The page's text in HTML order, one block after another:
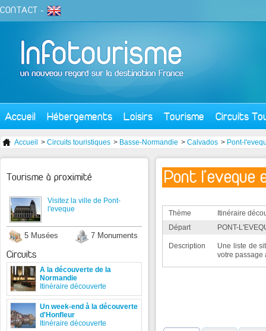
CONTACT -
Accueil Hébergements Loisirs Tourisme Circuits
Accueil > Circuits touristiques > Basse-Normandie > Calvados > Pont-
Pont l'eveque
Thème
Itinéraire
Départ
PONT-
Description
Une liste de
votre passage
Tourisme à proximité
Visitez la ville de Pont-
l'eveque
5 Musées 7 Monuments
Circuits
A la découverte de la
Normandie
Itinéraire découverte
Un week-end à la découverte
d'Honfleur
Itinéraire découverte